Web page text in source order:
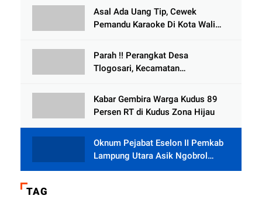
Tlogowungu, di Duga
Selewengkan Bantuan Mushola
Asal Ada Uang Tip, Cewek
Pemandu Karaoke Di Kota Wali
Parah !! Perangkat Desa
Tlogosari, Kecamatan
Rumah dari BAZNAS
Kabar Gembira Warga Kudus 89
Persen RT di Kudus Zona Hijau
Oknum Pejabat Eselon II Pemkab
Lampung Utara Asik Ngobrol
Dengan Teman Kencan Wanitanya
TAG